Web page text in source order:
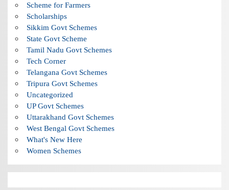
Scheme for Farmers
Scholarships
Sikkim Govt Schemes
State Govt Scheme
Tamil Nadu Govt Schemes
Tech Corner
Telangana Govt Schemes
Tripura Govt Schemes
Uncategorized
UP Govt Schemes
Uttarakhand Govt Schemes
West Bengal Govt Schemes
What's New Here
Women Schemes